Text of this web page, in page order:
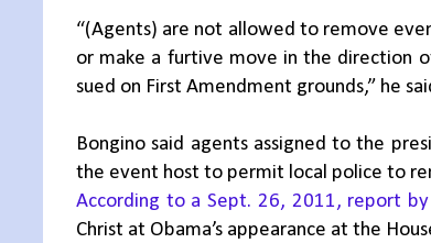
“(Agents) are not allowed to remove
or make a furtive move in the direction
sued on First Amendment grounds,” he
Bongino said agents assigned to the
the event host to permit local police to
According to a Sept. 26, 2011, report
Christ at Obama’s appearance at the